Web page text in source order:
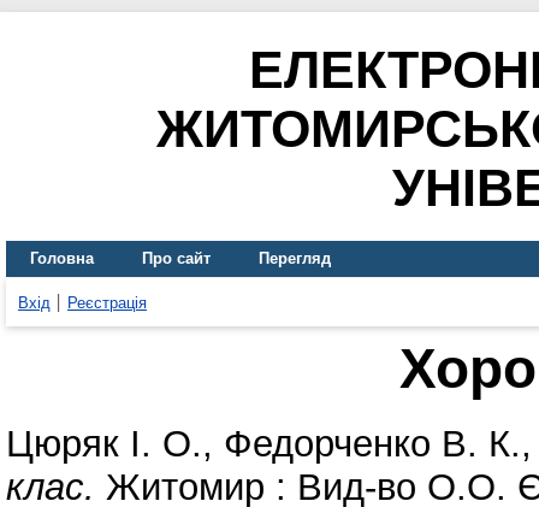
Головна Про сайт Перегляд
Вхід Реєстрація
Цюряк І. О., Федорченко В. К.
клас. Житомир : Вид-во О.О.